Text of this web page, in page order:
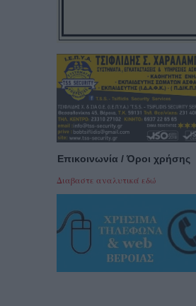
Επικοινωνία / Όροι χρήσης
Διαβαστε αναλυτικά εδώ